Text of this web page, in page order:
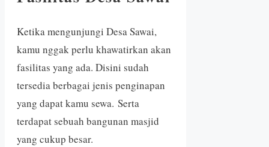
Ketika mengunjungi Desa Sawai,
kamu nggak perlu khawatirkan akan
fasilitas yang ada. Disini sudah
tersedia berbagai jenis penginapan
yang dapat kamu sewa. Serta
terdapat sebuah bangunan masjid
yang cukup besar.